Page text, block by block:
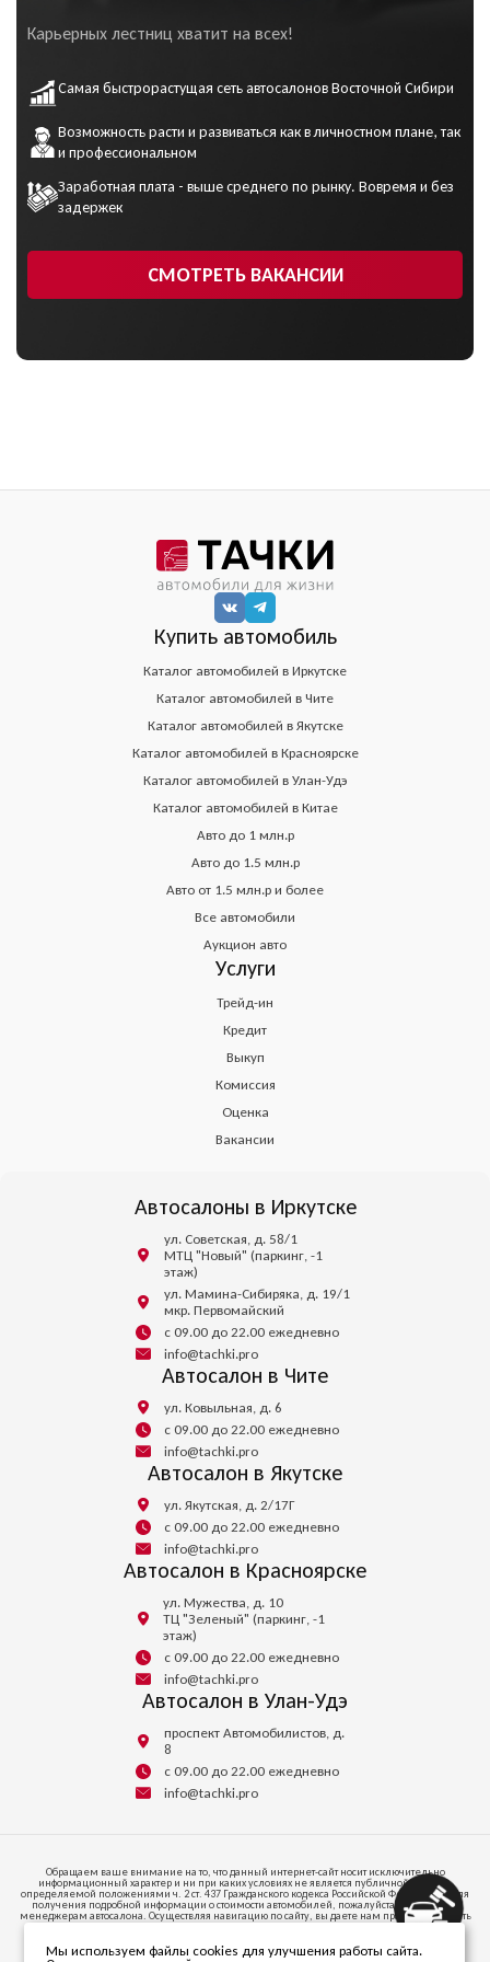
Карьерных лестниц хватит на всех!
Самая быстрорастущая сеть автосалонов Восточной Сибири
Возможность расти и развиваться как в личностном плане, так
и профессиональном
Заработная плата - выше среднего по рынку. Вовремя и без
задержек
СМОТРЕТЬ ВАКАНСИИ
Купить автомобиль
Каталог автомобилей в Иркутске
Каталог автомобилей в Чите
Каталог автомобилей в Якутске
Каталог автомобилей в Красноярске
Каталог автомобилей в Улан-Удэ
Каталог автомобилей в Китае
Авто до 1 млн.р
Авто до 1.5 млн.р
Авто от 1.5 млн.р и более
Все автомобили
Аукцион авто
Услуги
Трейд-ин
Кредит
Выкуп
Комиссия
Оценка
Вакансии
Автосалоны в Иркутске
ул. Советская, д. 58/1
МТЦ "Новый" (паркинг, -1
этаж)
ул. Мамина-Сибиряка, д. 19/1
мкр. Первомайский
с 09.00 до 22.00 ежедневно
info@tachki.pro
Автосалон в Чите
ул. Ковыльная, д. 6
с 09.00 до 22.00 ежедневно
info@tachki.pro
Автосалон в Якутске
ул. Якутская, д. 2/17Г
с 09.00 до 22.00 ежедневно
info@tachki.pro
Автосалон в Красноярске
ул. Мужества, д. 10
ТЦ "Зеленый" (паркинг, -1
этаж)
с 09.00 до 22.00 ежедневно
info@tachki.pro
Автосалон в Улан-Удэ
проспект Автомобилистов, д.
8
с 09.00 до 22.00 ежедневно
info@tachki.pro
Обращаем ваше внимание на то, что данный интернет-сайт носит исключительно
информационный характер и ни при каких условиях не является публичной офертой,
определяемой положениями ч. 2 ст. 437 Гражданского кодекса Российской Федерации. Для
получения подробной информации о стоимости автомобилей, пожалуйста, обратитесь к
менеджерам автосалона. Осуществляя навигацию по сайту, вы даете нам право запоминать
и иметь доступ к куки-файлам на вашем устройстве доступа к интернету.
Мы используем файлы cookies для улучшения работы сайта.